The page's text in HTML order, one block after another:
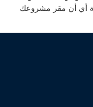
أي أن مقر مشروعك